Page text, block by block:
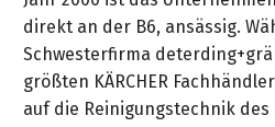
direkt an der B6, ansässig.
Schwesterfirma
größten KÄRCHER
auf die Reinigungstechnik des